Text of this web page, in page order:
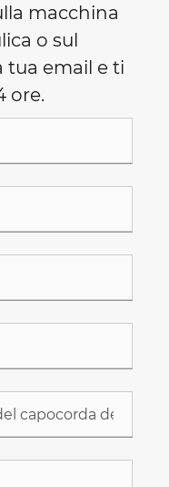
macchina
o sul
tua email e ti
ore.